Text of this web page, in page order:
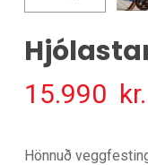
15.990 kr.
Hönnuð